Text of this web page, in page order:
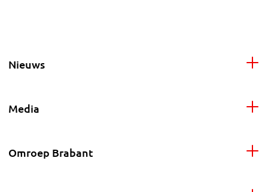
Nieuws
Media
Omroep Brabant